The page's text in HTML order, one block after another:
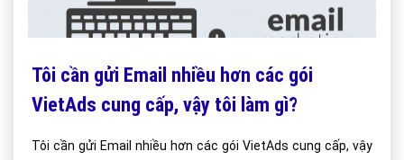
Tôi cần gửi Email nhiều hơn các gói
VietAds cung cấp, vậy tôi làm gì?
Tôi cần gửi Email nhiều hơn các gói VietAds cung cấp, vậy